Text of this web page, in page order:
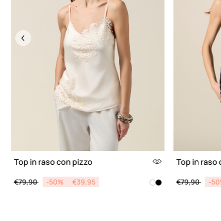
Top in raso con pizzo
Price reduced from
€79,90 to-50% €39,95
Top in raso
Price
€79,90 to-
Previous